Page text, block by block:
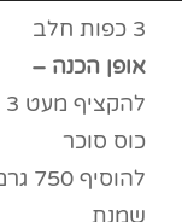
3 כפות חלב
אופן הכנה –
כוס סוכר
שמנת